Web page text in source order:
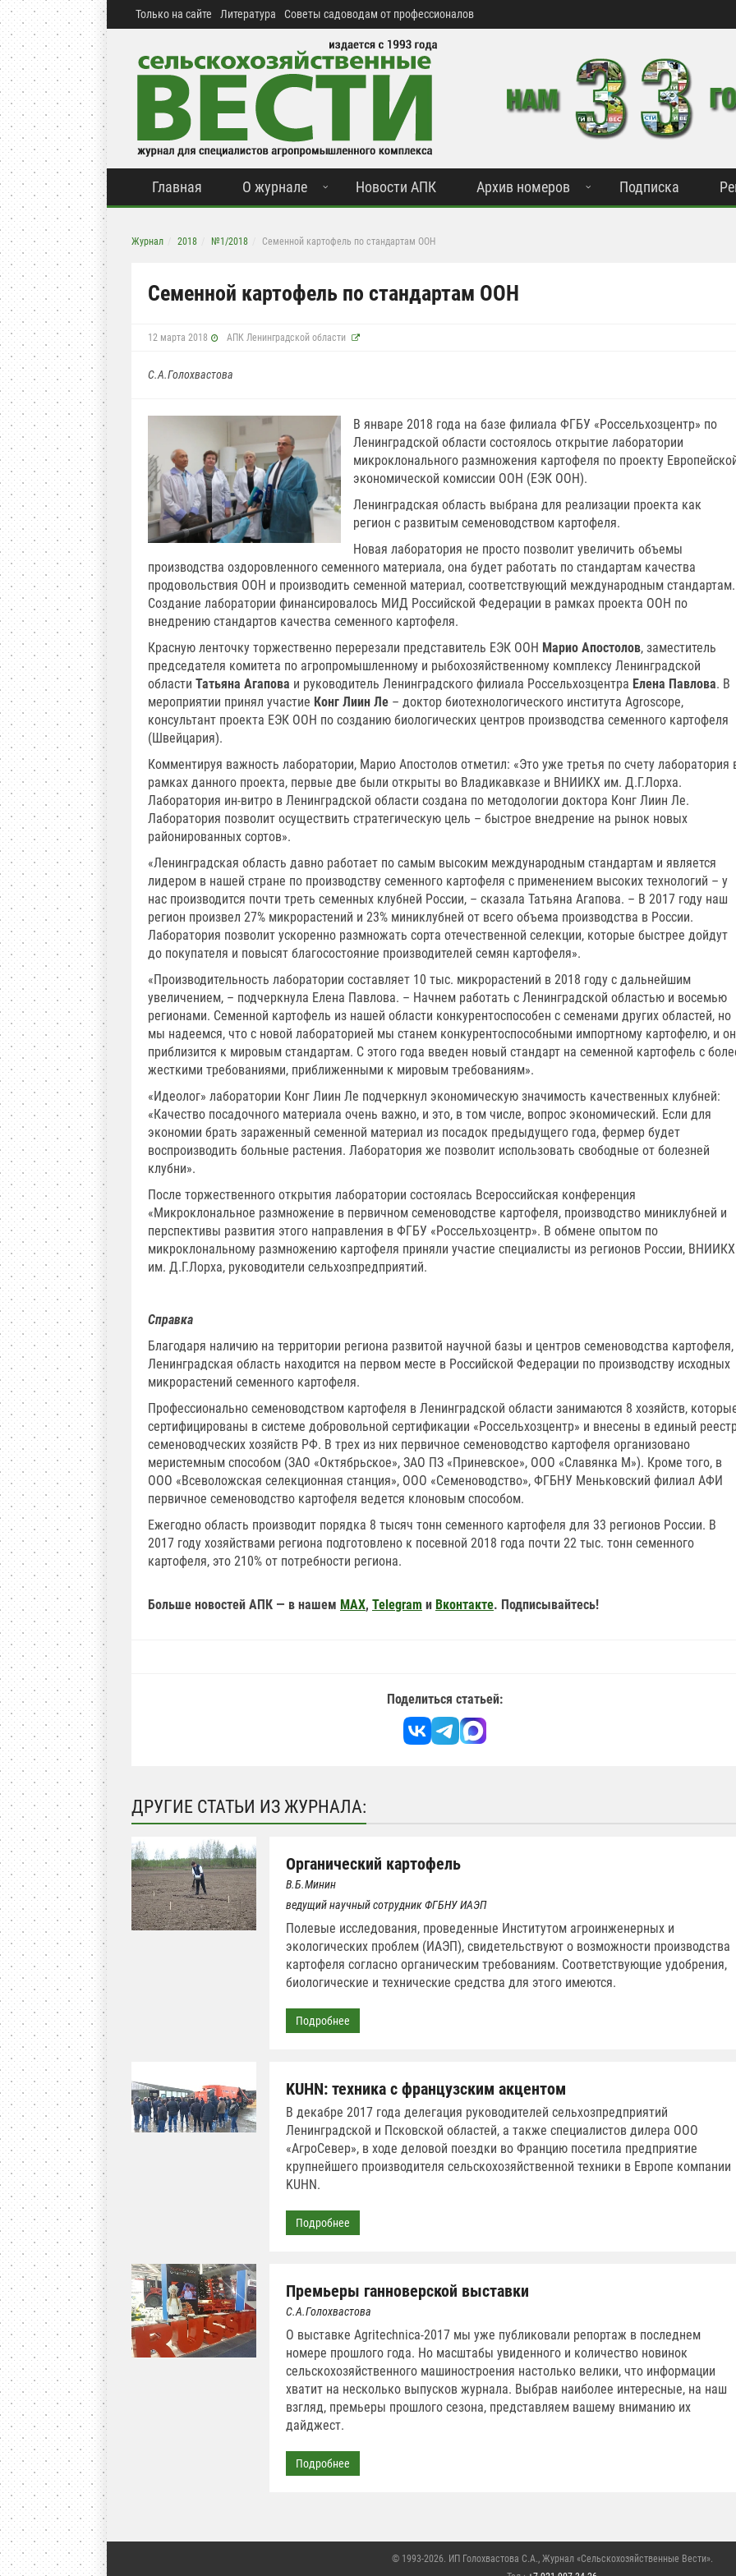
Только на сайте Литература Советы садоводам от профессионалов
Главная О журнале Новости АПК Архив номеров Подписка
Журнал 2018 №1/2018 Cеменной картофель по стандартам ООН
Cеменной картофель по стандартам ООН
12 марта 2018 АПК Ленинградской области
С.А.Голохвастова
В январе 2018 года на базе филиала ФГБУ «Россельхозцентр» по
Ленинградской области состоялось открытие лаборатории
микроклонального размножения картофеля по проекту
экономической комиссии ООН (ЕЭК ООН).
Ленинградская область выбрана для реализации проекта как
регион с развитым семеноводством картофеля.
Новая лаборатория не просто позволит увеличить объемы
производства оздоровленного семенного материала, она будет работать по стандартам качества
продовольствия ООН и производить семенной материал, соответствующий международным стандартам.
Создание лаборатории финансировалось МИД Российской Федерации в рамках проекта ООН по
внедрению стандартов качества семенного картофеля.
Красную ленточку торжественно перерезали представитель ЕЭК ООН Марио Апостолов, заместитель
председателя комитета по агропромышленному и рыбохозяйственному комплексу Ленинградской
области Татьяна Агапова и руководитель Ленинградского филиала Россельхозцентра Елена Павлова. В
мероприятии принял участие Конг Лиин Ле – доктор биотехнологического института Agroscope,
консультант проекта ЕЭК ООН по созданию биологических центров производства семенного картофеля
(Швейцария).
Комментируя важность лаборатории, Марио Апостолов отметил: «Это уже третья по счету лаборатория
рамках данного проекта, первые две были открыты во Владикавказе и ВНИИКХ им. Д.Г.Лорха.
Лаборатория ин-витро в Ленинградской области создана по методологии доктора Конг Лиин Ле.
Лаборатория позволит осуществить стратегическую цель – быстрое внедрение на рынок новых
районированных сортов».
«Ленинградская область давно работает по самым высоким международным стандартам и является
лидером в нашей стране по производству семенного картофеля с применением высоких технологий – у
нас производится почти треть семенных клубней России, – сказала Татьяна Агапова. – В 2017 году наш
регион произвел 27% микрорастений и 23% миниклубней от всего объема производства в России.
Лаборатория позволит ускоренно размножать сорта отечественной селекции, которые быстрее дойдут
до покупателя и повысят благосостояние производителей семян картофеля».
«Производительность лаборатории составляет 10 тыс. микрорастений в 2018 году с дальнейшим
увеличением, – подчеркнула Елена Павлова. – Начнем работать с Ленинградской областью и восемью
регионами. Семенной картофель из нашей области конкурентоспособен с семенами других областей, но
мы надеемся, что с новой лабораторией мы станем конкурентоспособными импортному картофелю, и он
приблизится к мировым стандартам. С этого года введен новый стандарт на семенной картофель с
жесткими требованиями, приближенными к мировым требованиям».
«Идеолог» лаборатории Конг Лиин Ле подчеркнул экономическую значимость качественных клубней:
«Качество посадочного материала очень важно, и это, в том числе, вопрос экономический. Если для
экономии брать зараженный семенной материал из посадок предыдущего года, фермер будет
воспроизводить больные растения. Лаборатория же позволит использовать свободные от болезней
клубни».
После торжественного открытия лаборатории состоялась Всероссийская конференция
«Микроклональное размножение в первичном семеноводстве картофеля, производство миниклубней и
перспективы развития этого направления в ФГБУ «Россельхозцентр». В обмене опытом по
микроклональному размножению картофеля приняли участие специалисты из регионов России, ВНИИКХ
им. Д.Г.Лорха, руководители сельхозпредприятий.
Справка
Благодаря наличию на территории региона развитой научной базы и центров семеноводства картофеля,
Ленинградская область находится на первом месте в Российской Федерации по производству исходных
микрорастений семенного картофеля.
Профессионально семеноводством картофеля в Ленинградской области занимаются 8 хозяйств,
сертифицированы в системе добровольной сертификации «Россельхозцентр» и внесены в единый
семеноводческих хозяйств РФ. В трех из них первичное семеноводство картофеля организовано
меристемным способом (ЗАО «Октябрьское», ЗАО ПЗ «Приневское», ООО «Славянка М»). Кроме того, в
ООО «Всеволожская селекционная станция», ООО «Семеноводство», ФГБНУ Меньковский филиал АФИ
первичное семеноводство картофеля ведется клоновым способом.
Ежегодно область производит порядка 8 тысяч тонн семенного картофеля для 33 регионов России. В
2017 году хозяйствами региона подготовлено к посевной 2018 года почти 22 тыс. тонн семенного
картофеля, это 210% от потребности региона.
Больше новостей АПК — в нашем MAX, Telegram и Вконтакте. Подписывайтесь!
Поделиться статьей:
ДРУГИЕ СТАТЬИ ИЗ ЖУРНАЛА:
Органический картофель
В.Б.Минин
ведущий научный сотрудник ФГБНУ ИАЭП
Полевые исследования, проведенные Институтом агроинженерных и
экологических проблем (ИАЭП), свидетельствуют о возможности производства
картофеля согласно органическим требованиям. Соответствующие удобрения,
биологические и технические средства для этого имеются.
Подробнее
KUHN: техника с французским акцентом
В декабре 2017 года делегация руководителей сельхозпредприятий
Ленинградской и Псковской областей, а также специалистов дилера ООО
«АгроСевер», в ходе деловой поездки во Францию посетила предприятие
крупнейшего производителя сельскохозяйственной техники в Европе компании
KUHN.
Подробнее
Премьеры ганноверской выставки
С.А.Голохвастова
О выставке Agritechnica-2017 мы уже публиковали репортаж в последнем
номере прошлого года. Но масштабы увиденного и количество новинок
сельскохозяйственного машиностроения настолько велики, что информации
хватит на несколько выпусков журнала. Выбрав наиболее интересные, на наш
взгляд, премьеры прошлого сезона, представляем вашему вниманию их
дайджест.
Подробнее
© 1993-2026. ИП Голохвастова С.А., Журнал «Сельскохозяйственные Вести».